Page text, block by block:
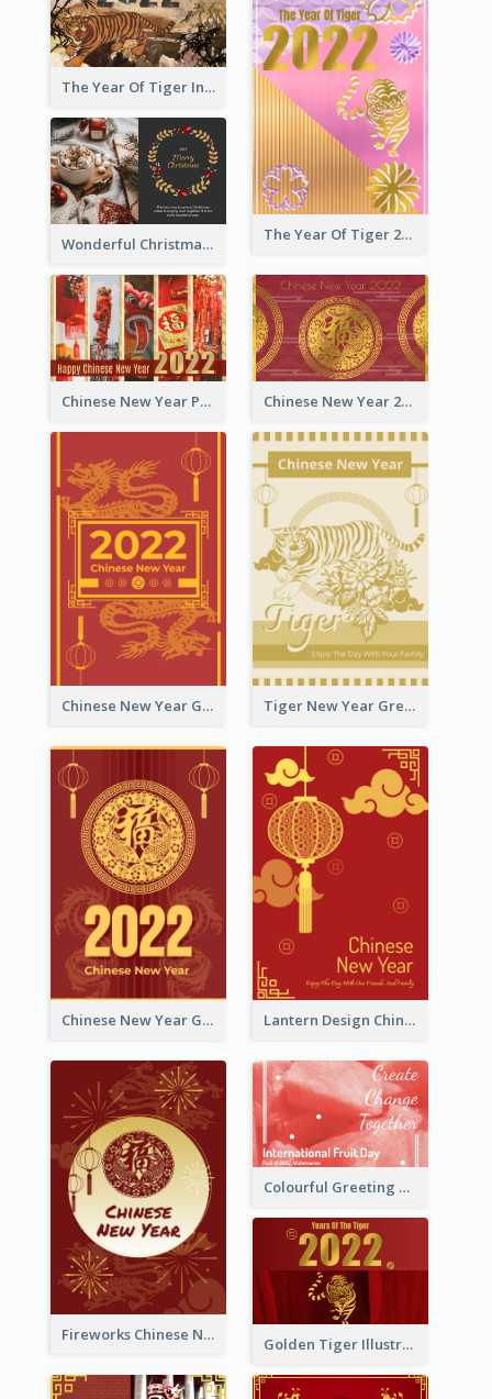
The Year Of Tiger Ink Illustration New Year Greeting Card
The Year Of Tiger 2022 Golden Greeting Card
Wonderful Christmas Greeting Card
Chinese New Year Photo Greeting Card Chinese New Year 2022 Golden Greeting Card
Chinese New Year Greeting Card With Graphic Decorations Tiger New Year Greeting Card With Decorations
Chinese New Year Greeting Card With Dragon Decorations Lantern Design Chinese New Year Greeting Card
Fireworks Chinese New Year Greeting Card
Colourful Greeting Card For International Fruit Day 2021
Golden Tiger Illustration Chinese New Year Greeting Card